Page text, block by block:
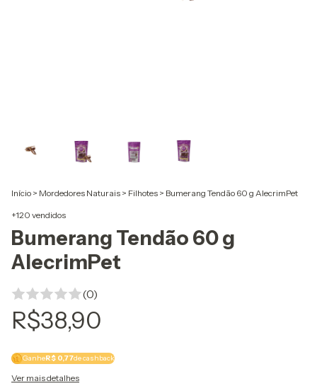
Início > Mordedores Naturais > Filhotes > Bumerang Tendão 60 g AlecrimPet
+120 vendidos
Bumerang Tendão 60 g
AlecrimPet
(0)
R$38,90
GanheR$ 0,77de cashback
Ver mais detalhes